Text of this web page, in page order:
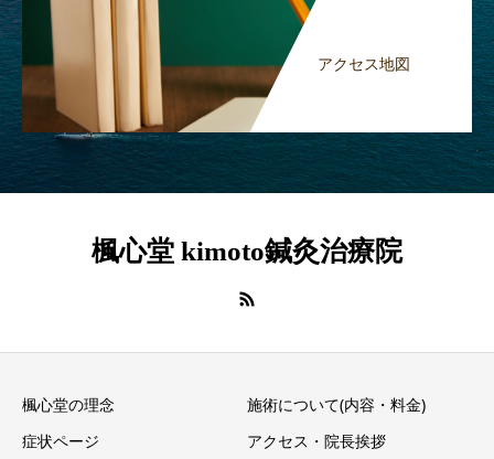
アクセス地図
楓心堂 kimoto鍼灸治療院
楓心堂の理念
施術について(内容・料金)
症状ページ
アクセス・院長挨拶